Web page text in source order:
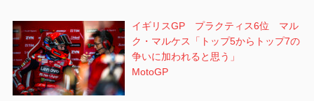
イギリスGP プラクティス6位 マル
ク・マルケス「トップ5からトップ7の
争いに加われると思う」
MotoGP